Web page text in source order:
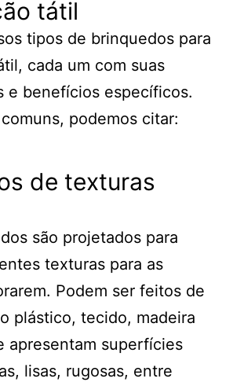
tátil
tipos de brinquedos para
cada um com suas
e benefícios específicos.
podemos citar:
de texturas
são projetados para
texturas para as
Podem ser feitos de
plástico, tecido, madeira
apresentam superfícies
lisas, rugosas, entre